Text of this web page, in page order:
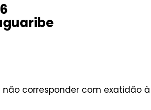
corresponder com exatidão à